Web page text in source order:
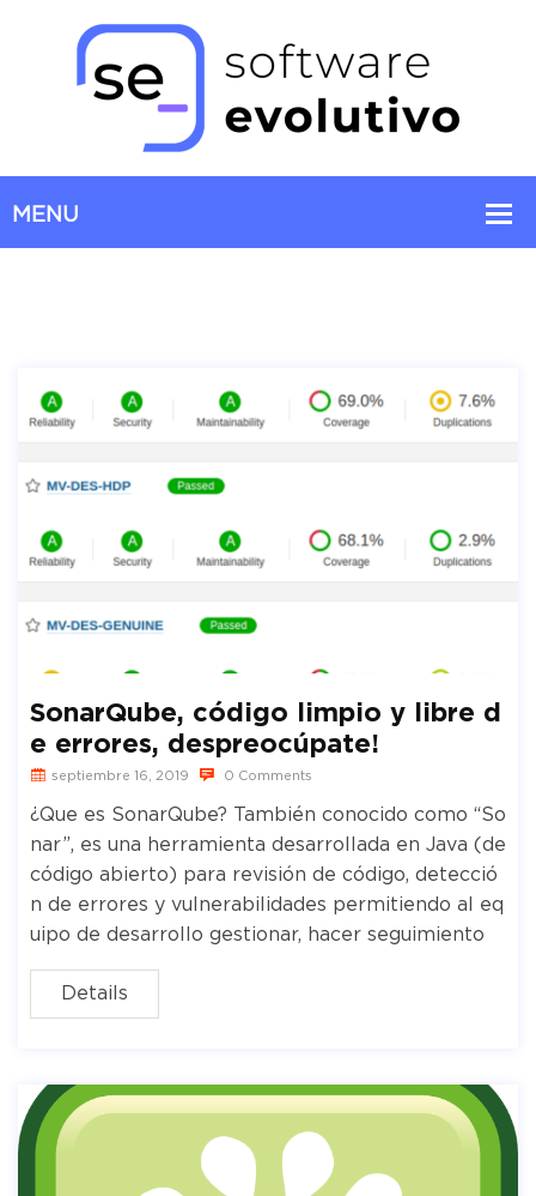
SonarQube, código limpio y libre d
e errores, despreocúpate!
septiembre 16, 2019 0 Comments
¿Que es SonarQube? También conocido como “So
nar”, es una herramienta desarrollada en Java (de
código abierto) para revisión de código, detecció
n de errores y vulnerabilidades permitiendo al eq
uipo de desarrollo gestionar, hacer seguimiento
Details